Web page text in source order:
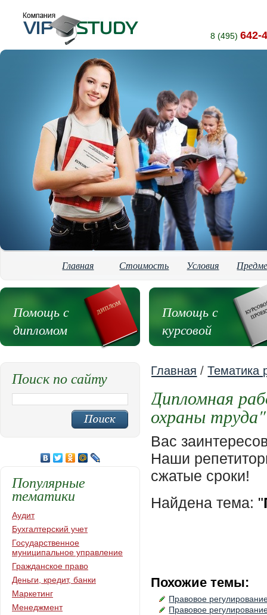
8 (495) 642-
Главная Стоимость Условия
Помощь с
дипломом
Помощь с
курсовой
Главная /Тематика
Дипломная
охраны труда"
Вас
Наши
сжатые сроки!
Найдена тема: "
Похожие темы:
Правовое
Правовое
Поиск по сайту
Популярные
тематики
Аудит
Бухгалтерский учет
Государственное
муниципальное управление
Гражданское право
Деньги, кредит, банки
Маркетинг
Менеджмент